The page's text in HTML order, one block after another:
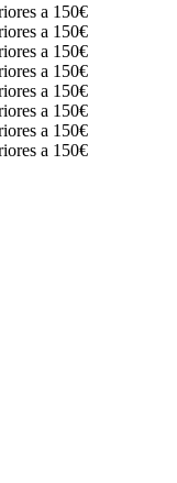
a 150€
a 150€
a 150€
a 150€
a 150€
a 150€
a 150€
a 150€